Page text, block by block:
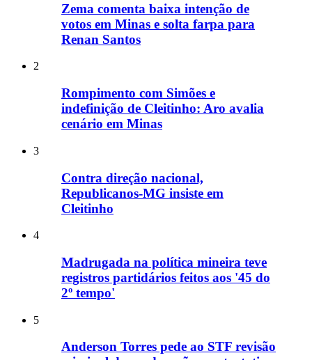
Zema comenta baixa intenção de
votos em Minas e solta farpa para
Renan Santos
2
Rompimento com Simões e
indefinição de Cleitinho: Aro avalia
cenário em Minas
3
Contra direção nacional,
Republicanos-MG insiste em
Cleitinho
4
Madrugada na política mineira teve
registros partidários feitos aos '45 do
2º tempo'
5
Anderson Torres pede ao STF revisão